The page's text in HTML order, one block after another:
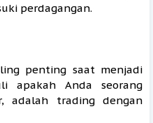
perdagangan.
penting saat menjadi
apakah Anda seorang
adalah trading dengan